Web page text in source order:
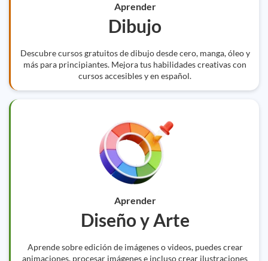
Aprender
Dibujo
Descubre cursos gratuitos de dibujo desde cero, manga, óleo y
más para principiantes. Mejora tus habilidades creativas con
cursos accesibles y en español.
Aprender
Diseño y Arte
Aprende sobre edición de imágenes o videos, puedes crear
animaciones, procesar imágenes e incluso crear ilustraciones